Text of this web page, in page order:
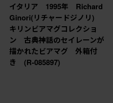
イタリア 1995年 Richard
Ginori(リチャードジノリ)
キリンビアマグコレクショ
ン 古典神話のセイレーンが
描かれたビアマグ 外箱付
き (R-085897)